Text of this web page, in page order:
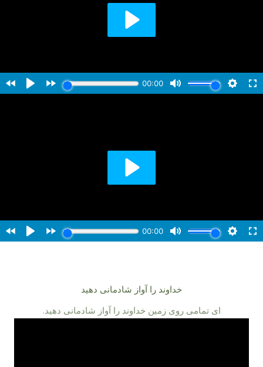
خداوند را آواز شادمانی دهید
ای تمامی روی زمین خداوند را آواز شادمانی دهید.